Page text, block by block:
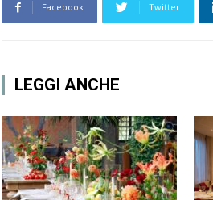
Facebook Twitter
LEGGI ANCHE